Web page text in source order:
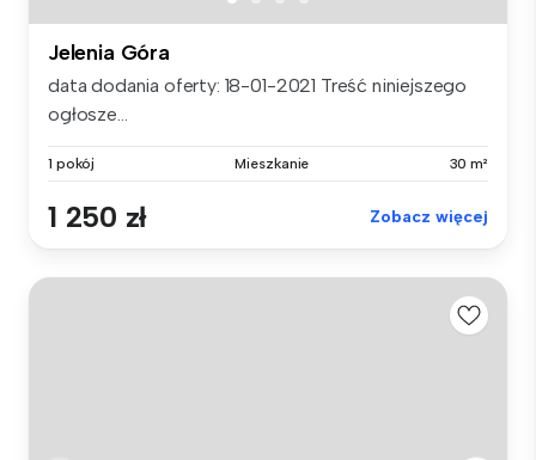
Jelenia Góra
data dodania oferty: 18-01-2021 Treść niniejszego
ogłosze...
1 pokój Mieszkanie 30 m²
1 250 zł Zobacz więcej